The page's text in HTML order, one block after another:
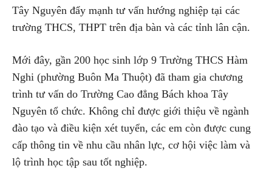
Tây Nguyên đẩy mạnh tư vấn hướng nghiệp tại các
trường THCS, THPT trên địa bàn và các tỉnh lân cận.
Mới đây, gần 200 học sinh lớp 9 Trường THCS Hàm
Nghi (phường Buôn Ma Thuột) đã tham gia chương
trình tư vấn do Trường Cao đẳng Bách khoa Tây
Nguyên tổ chức. Không chỉ được giới thiệu về ngành
đào tạo và điều kiện xét tuyển, các em còn được cung
cấp thông tin về nhu cầu nhân lực, cơ hội việc làm và
lộ trình học tập sau tốt nghiệp.